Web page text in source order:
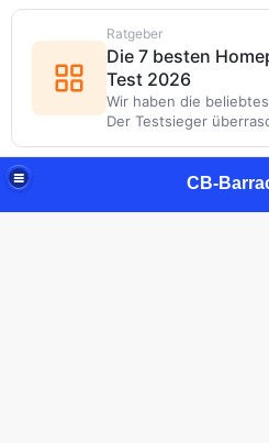
CB-
Ratgeber
Die 7 besten
Test 2026
Wir haben die
Der Testsieger